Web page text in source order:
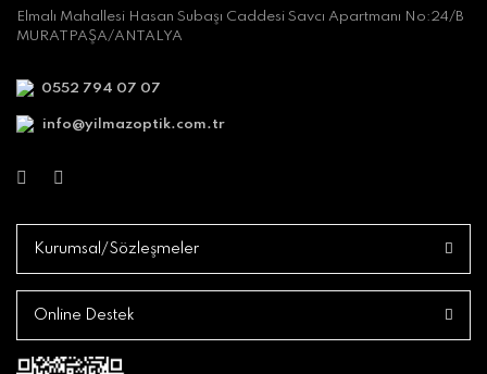
Elmalı Mahallesi Hasan Subaşı Caddesi Savcı Apartmanı No:24/B
MURATPAŞA/ANTALYA
0552 794 07 07
info@yilmazoptik.com.tr
Kurumsal/Sözleşmeler
Online Destek